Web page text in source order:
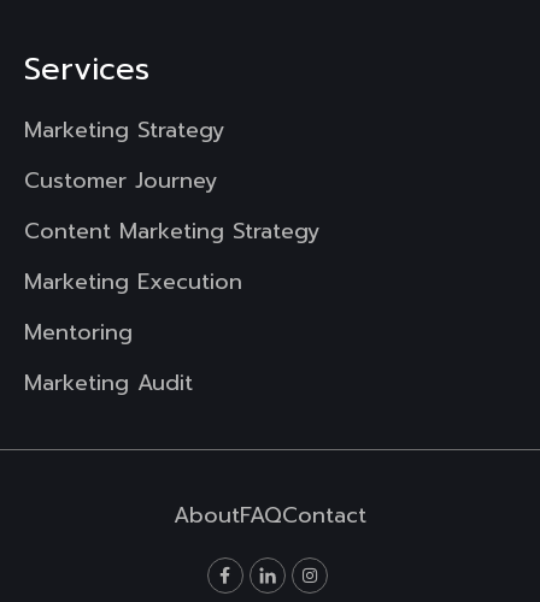
Services
Marketing Strategy
Customer Journey
Content Marketing Strategy
Marketing Execution
Mentoring
Marketing Audit
AboutFAQContact